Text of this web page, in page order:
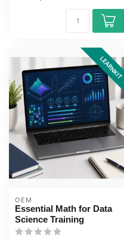
LEARNKIT
OEM
Essential Math for Data
Science Training